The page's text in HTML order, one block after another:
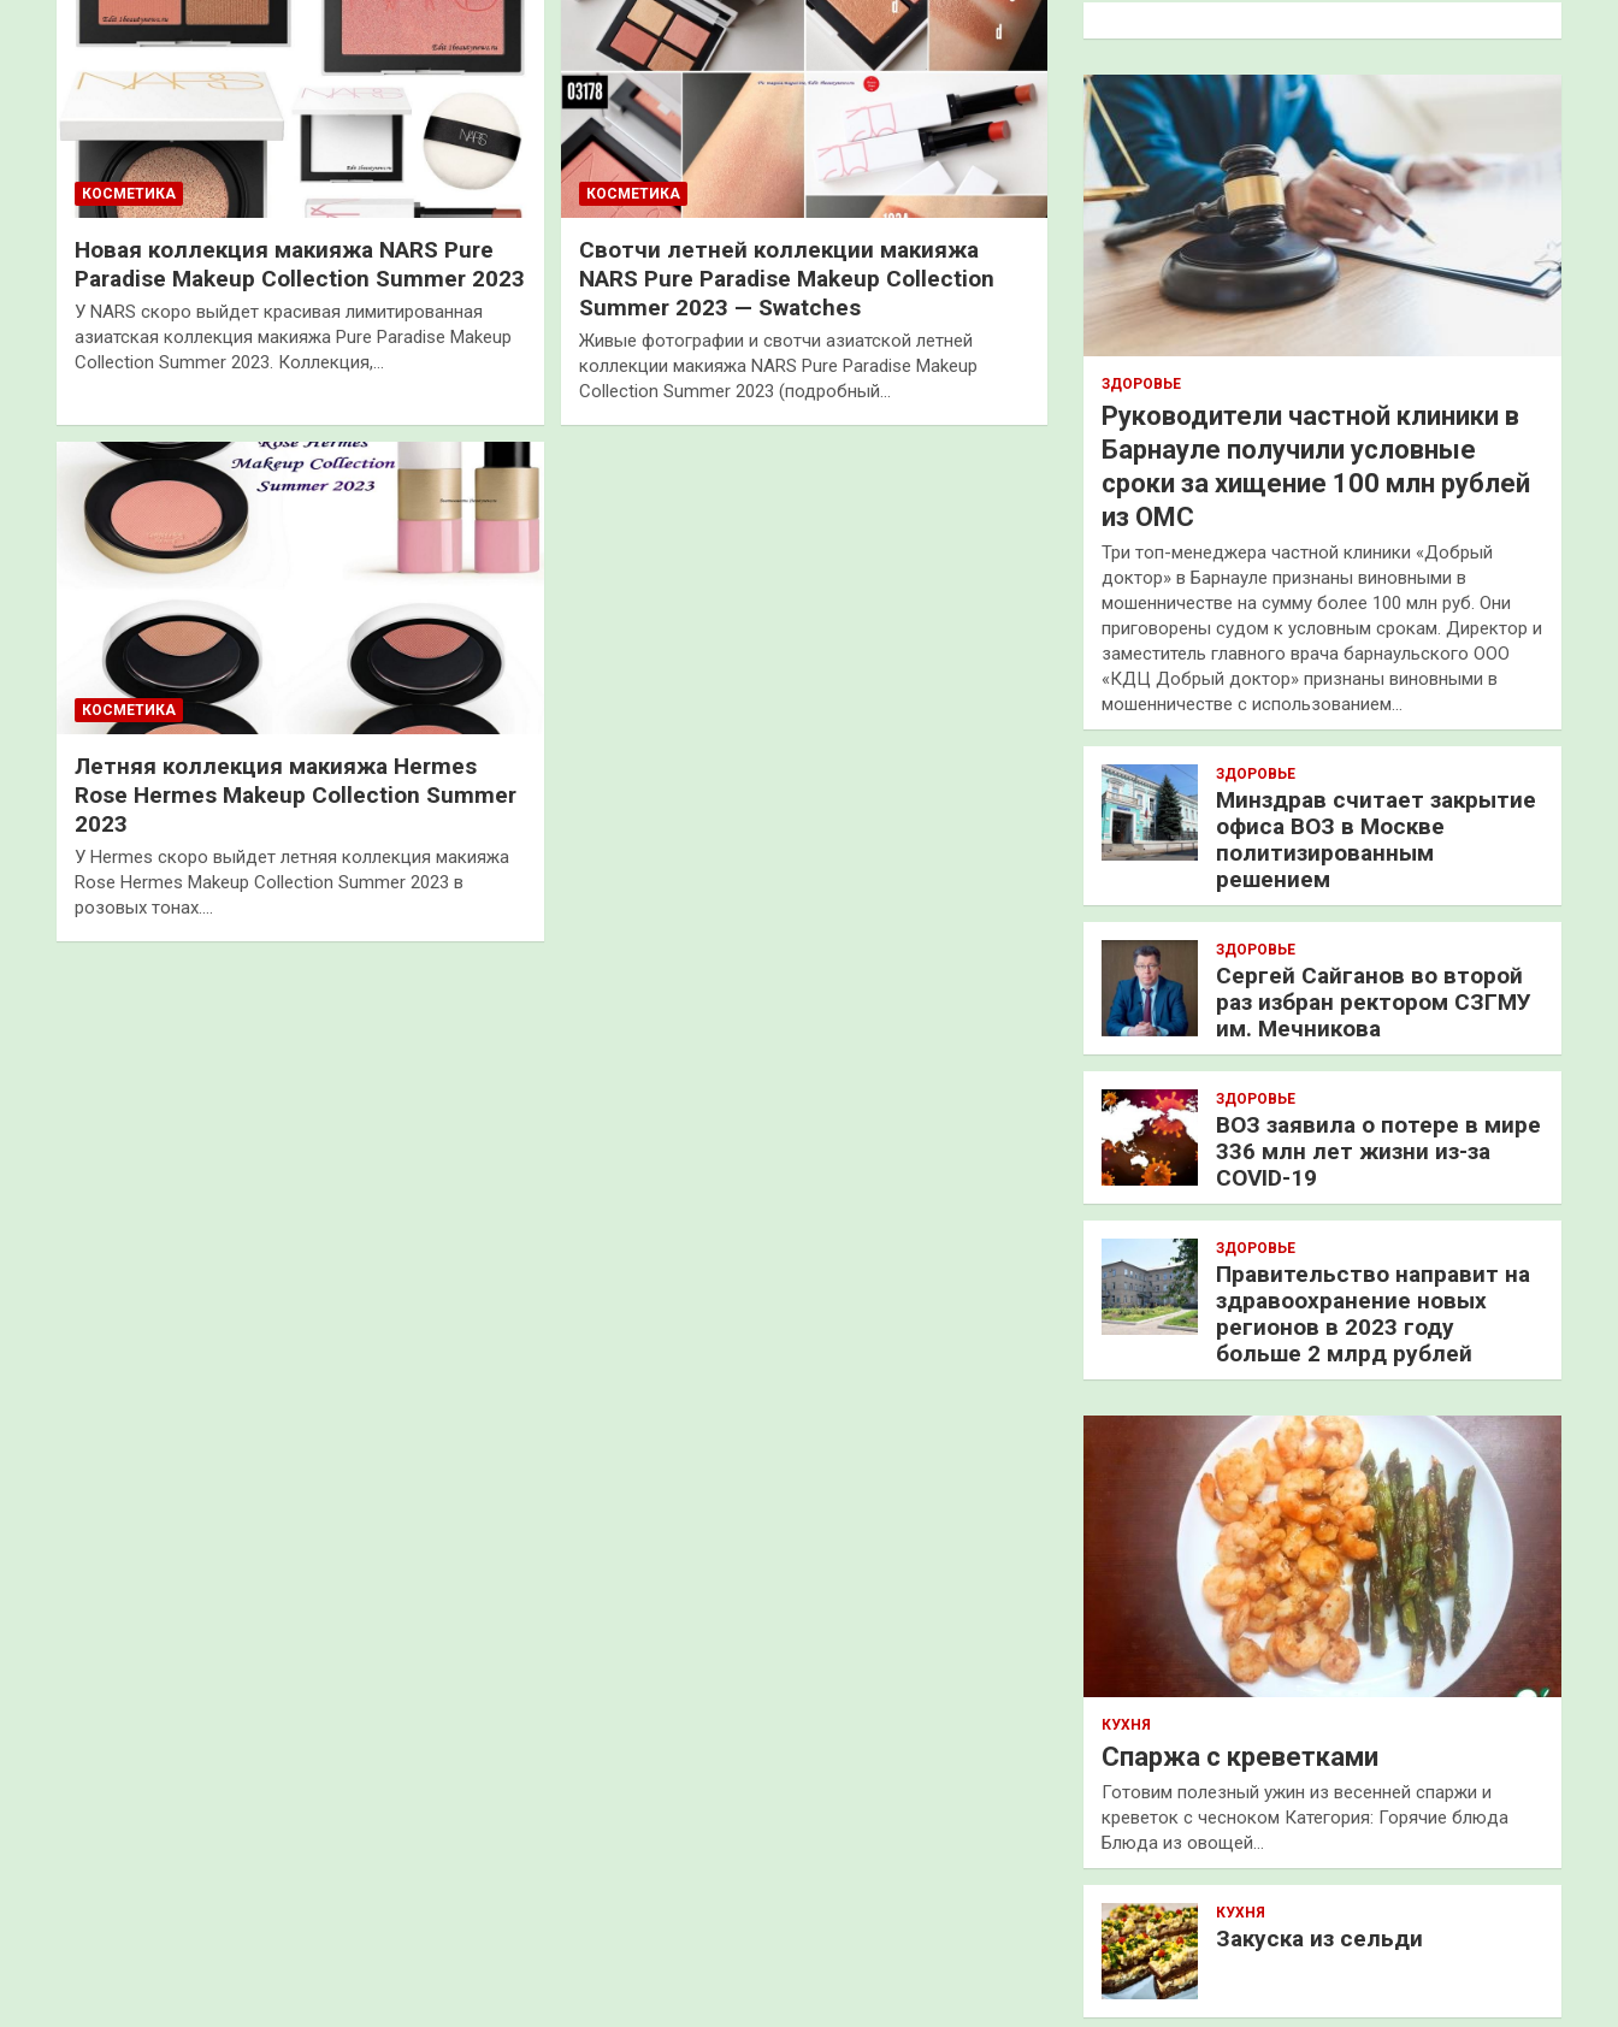
КОСМЕТИКА
Новая коллекция макияжа NARS Pure
Paradise Makeup Collection Summer 2023
У NARS скоро выйдет красивая лимитированная
азиатская коллекция макияжа Pure Paradise Makeup
Collection Summer 2023. Коллекция,…
КОСМЕТИКА
Свотчи летней коллекции макияжа
NARS Pure Paradise Makeup Collection
Summer 2023 — Swatches
Живые фотографии и свотчи азиатской летней
коллекции макияжа NARS Pure Paradise Makeup
Collection Summer 2023 (подробный…
КОСМЕТИКА
Летняя коллекция макияжа Hermes
Rose Hermes Makeup Collection Summer
2023
У Hermes скоро выйдет летняя коллекция макияжа
Rose Hermes Makeup Collection Summer 2023 в
розовых тонах.…
к
ЗДОРОВЬЕ
Руководители частной клиники в
Барнауле получили условные
сроки за хищение 100 млн рублей
из ОМС
Три топ-менеджера частной клиники «Добрый
доктор» в Барнауле признаны виновными в
мошенничестве на сумму более 100 млн руб. Они
приговорены судом к условным срокам. Директор и
заместитель главного врача барнаульского ООО
«КДЦ Добрый доктор» признаны виновными в
мошенничестве с использованием…
ЗДОРОВЬЕ
Минздрав считает закрытие
офиса ВОЗ в Москве
политизированным
решением
ЗДОРОВЬЕ
Сергей Сайганов во второй
раз избран ректором СЗГМУ
им. Мечникова
ЗДОРОВЬЕ
ВОЗ заявила о потере в мире
336 млн лет жизни из-за
COVID-19
ЗДОРОВЬЕ
Правительство направит на
здравоохранение новых
регионов в 2023 году
больше 2 млрд рублей
КУХНЯ
Спаржа с креветками
Готовим полезный ужин из весенней спаржи и
креветок с чесноком Категория: Горячие блюда
Блюда из овощей…
КУХНЯ
Закуска из сельди